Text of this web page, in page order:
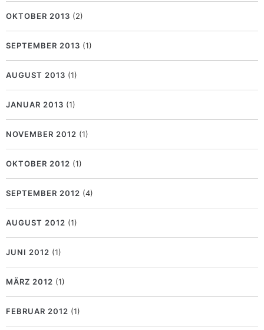
OKTOBER 2013 (2)
SEPTEMBER 2013 (1)
AUGUST 2013 (1)
JANUAR 2013 (1)
NOVEMBER 2012 (1)
OKTOBER 2012 (1)
SEPTEMBER 2012 (4)
AUGUST 2012 (1)
JUNI 2012 (1)
MÄRZ 2012 (1)
FEBRUAR 2012 (1)